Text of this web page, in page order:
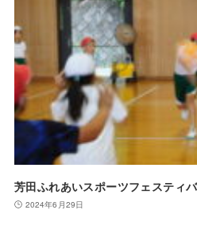
芳田ふれあいスポーツフェスティ
2024年6月29日